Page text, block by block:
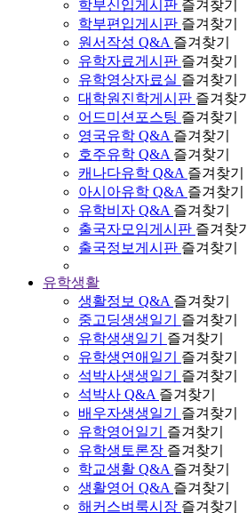
학부신입게시판 즐겨찾기
학부편입게시판 즐겨찾기
원서작성 Q&A 즐겨찾기
유학자료게시판 즐겨찾기
유학영상자료실 즐겨찾기
대학원진학게시판 즐겨찾기
어드미션포스팅 즐겨찾기
영국유학 Q&A 즐겨찾기
호주유학 Q&A 즐겨찾기
캐나다유학 Q&A 즐겨찾기
아시아유학 Q&A 즐겨찾기
유학비자 Q&A 즐겨찾기
출국자모임게시판 즐겨찾기
출국정보게시판 즐겨찾기
유학생활
생활정보 Q&A 즐겨찾기
중고딩생생일기
즐겨찾기
유학생생일기
즐겨찾기
유학생연애일기
즐겨찾기
석박사생생일기
즐겨찾기
석박사 Q&A 즐겨찾기
배우자생생일기
즐겨찾기
유학영어일기
즐겨찾기
유학생토론장 즐겨찾기
학교생활 Q&A 즐겨찾기
생활영어 Q&A 즐겨찾기
해커스벼룩시장 즐겨찾기